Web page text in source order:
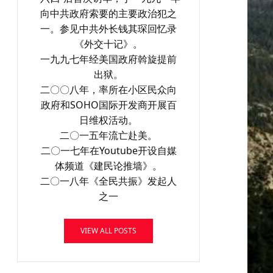
向中共政府索要的主要政治犯之
一。参见中共外长钱其琛回忆录
《外交十记》。
一九九七年经美国政府斡旋提前
出狱。
二〇〇八年，率所在小区民众向
政府和SOHO国际开发商开展百
日维权活动。
二〇一五年流亡赴美。
二〇一七年在Youtube开设自媒
体频道《建民论推墙》。
二〇一八年《全民共振》发起人
之一
VIEW ALL POSTS